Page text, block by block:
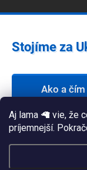
Aj lama 🦙 vie, že
príjemnejší.
Stojíme za
Ako a